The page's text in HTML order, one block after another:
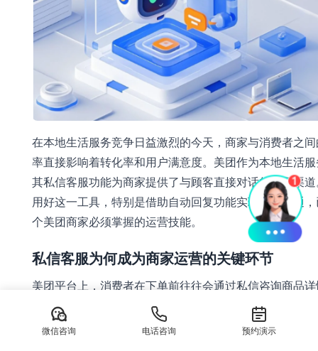
在本地生活服务竞争日益激烈的今天，商家与消费者之
率直接影响着转化率和用户满意度。美团作为本地生活
其私信客服功能为商家提供了与顾客直接对话的重要渠
用好这一工具，特别是借助自动回复功能实现高效沟通
个美团商家必须掌握的运营技能。
私信客服为何成为商家运营的关键环节
美团平台上，消费者在下单前往往会通过私信咨询商品
时间、优惠活动等问题。数据显示，及时响应顾客咨询
订单转化率比响应缓慢的商家高出40%以上。私信不仅
微信咨询 电话咨询 预约演示